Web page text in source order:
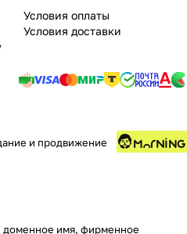
Условия оплаты
Условия доставки
и продвижение
доменное имя, фирменное